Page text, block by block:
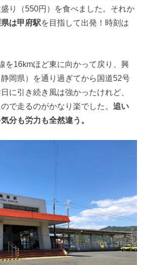
り（550円）を食べました。それか
は甲府駅を目指して出発！時刻は
を16kmほど東に向かって戻り、興
岡県）を通り過ぎてから国道52号
に引き続き風は強かったけれど、
で走るのがかなり楽でした。追い
分も労力も全然違う。